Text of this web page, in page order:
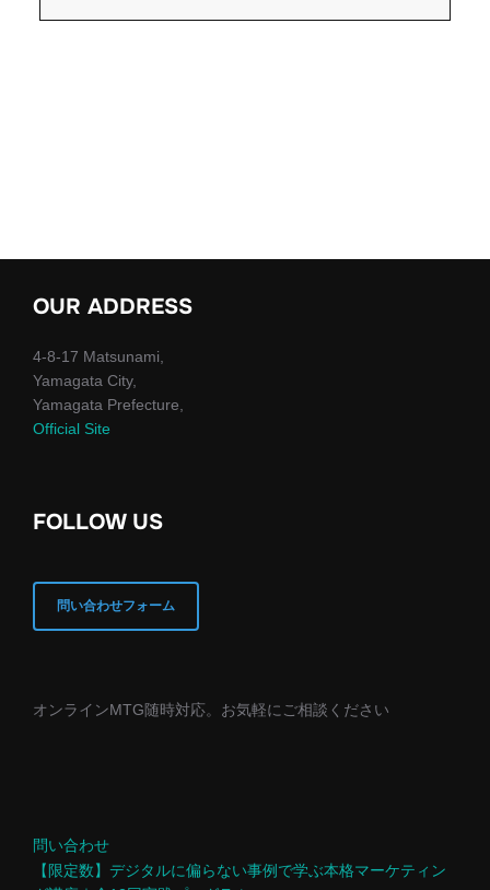
OUR ADDRESS
4-8-17 Matsunami,
Yamagata City,
Yamagata Prefecture,
Official Site
FOLLOW US
問い合わせフォーム
オンラインMTG随時対応。お気軽にご相談ください
問い合わせ
【限定数】デジタルに偏らない事例で学ぶ本格マーケティン